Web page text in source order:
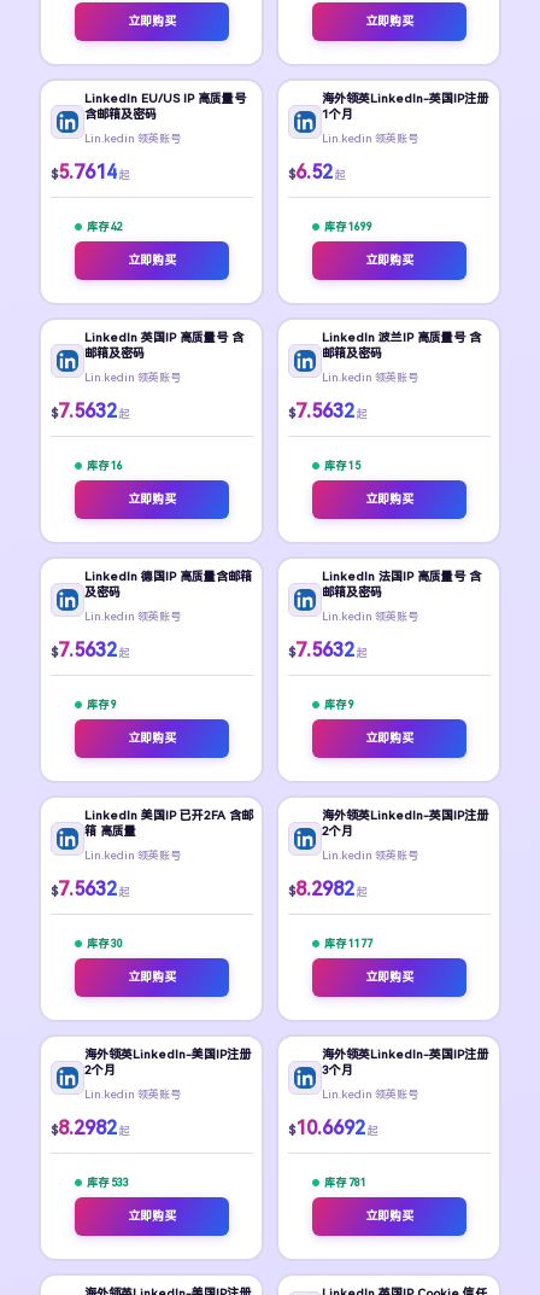
立即购买 立即购买
LinkedIn EU/US IP 高质量号
含邮箱及密码
Lin.kedin 领英账号
$5.7614 起
库存 42
立即购买
海外领英LinkedIn-英国IP注册
1个月
Lin.kedin 领英账号
$6.52 起
库存 1699
立即购买
LinkedIn 英国IP 高质量号 含
邮箱及密码
Lin.kedin 领英账号
$7.5632 起
库存 16
立即购买
LinkedIn 波兰IP 高质量号 含
邮箱及密码
Lin.kedin 领英账号
$7.5632 起
库存 15
立即购买
LinkedIn 德国IP 高质量含邮箱
及密码
Lin.kedin 领英账号
$7.5632 起
库存 9
立即购买
LinkedIn 法国IP 高质量号 含
邮箱及密码
Lin.kedin 领英账号
$7.5632 起
库存 9
立即购买
LinkedIn 美国IP 已开2FA 含邮
箱 高质量
Lin.kedin 领英账号
$7.5632 起
库存 30
立即购买
海外领英LinkedIn-英国IP注册
2个月
Lin.kedin 领英账号
$8.2982 起
库存 1177
立即购买
海外领英LinkedIn-美国IP注册
2个月
Lin.kedin 领英账号
$8.2982 起
库存 533
立即购买
海外领英LinkedIn-英国IP注册
3个月
Lin.kedin 领英账号
$10.6692 起
库存 781
立即购买